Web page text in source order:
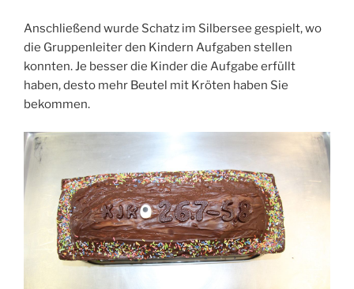
Anschließend wurde Schatz im Silbersee gespielt, wo
die Gruppenleiter den Kindern Aufgaben stellen
konnten. Je besser die Kinder die Aufgabe erfüllt
haben, desto mehr Beutel mit Kröten haben Sie
bekommen.